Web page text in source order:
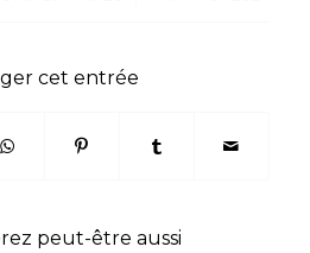
cet entrée
peut-être aussi